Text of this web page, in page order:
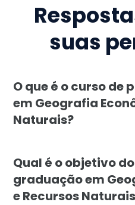
suas
O que é o curso
em Geografia
Naturais?
Qual é o objetivo
graduação em
e Recursos